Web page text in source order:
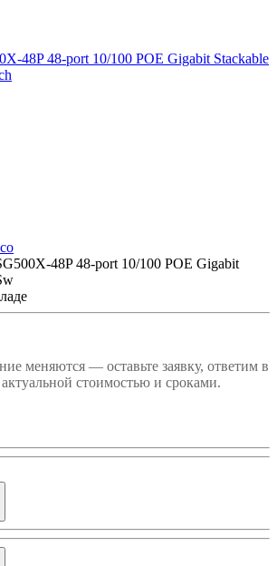
48P 48-port 10/100 POE Gigabit
меняются — оставьте заявку, ответим в
стоимостью и сроками.